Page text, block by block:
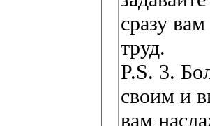
сразу
труд.
P.S. 3.
своим и
вам